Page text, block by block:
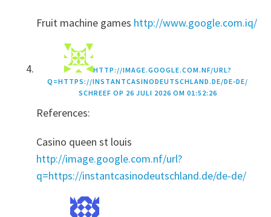
Fruit machine games http://www.google.com.iq/
HTTP://IMAGE.GOOGLE.COM.NF/URL?
Q=HTTPS://INSTANTCASINODEUTSCHLAND.DE/DE-DE/
SCHREEF OP 26 JULI 2026 OM 01:52:26
References:
Casino queen st louis
http://image.google.com.nf/url?
q=https://instantcasinodeutschland.de/de-de/